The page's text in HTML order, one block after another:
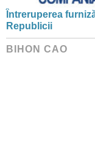
Întreruperea
Republicii
BIHON CAO